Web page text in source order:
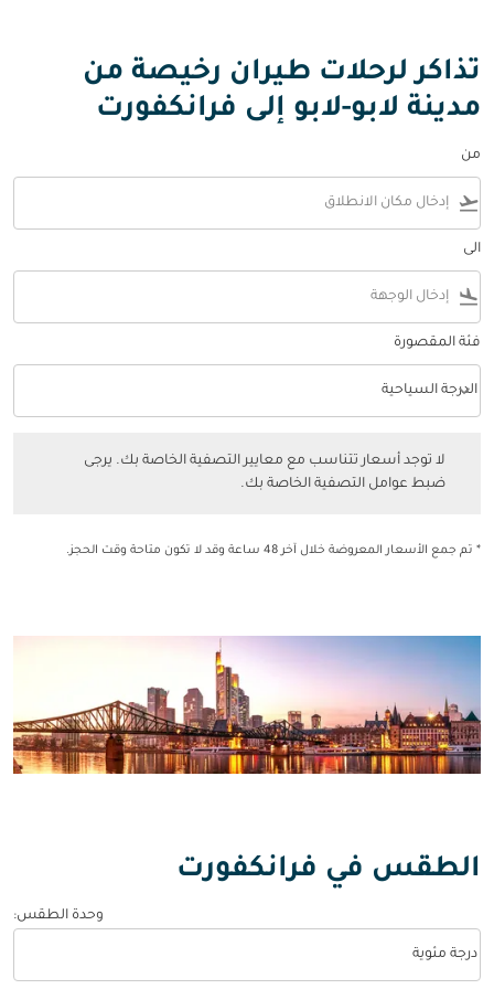
تذاكر لرحلات طيران رخيصة من
مدينة لابو-لابو إلى فرانكفورت
من
flight_takeoff
الى
flight_land
فئة المقصورة
فئة المقصورة option الدرجة السياحية Selected
الدرجة السياحية
keyboard_arrow_down
لا توجد أسعار تتناسب مع معايير التصفية الخاصة بك. يرجى
ضبط عوامل التصفية الخاصة بك.
* تم جمع الأسعار المعروضة خلال آخر 48 ساعة وقد لا تكون متاحة وقت الحجز.
الطقس في فرانكفورت
وحدة الطقس:
درجة مئوية